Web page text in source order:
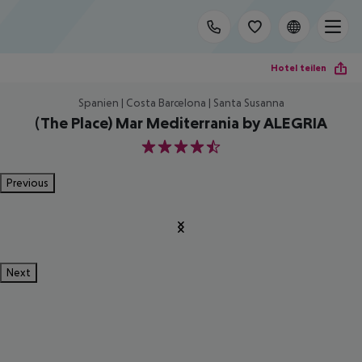
Hotel teilen
Spanien | Costa Barcelona | Santa Susanna
(The Place) Mar Mediterrania by ALEGRIA
4.5
Previous
Next